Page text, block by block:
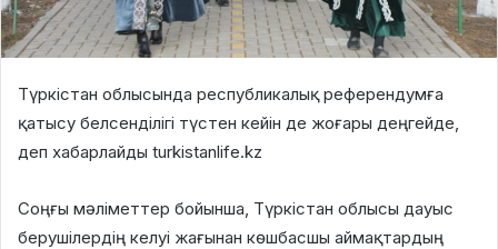
Түркістан облысында республикалық референдумға
қатысу белсенділігі түстен кейін де жоғары деңгейде,
деп хабарлайды turkistanlife.kz
Соңғы мәліметтер бойынша, Түркістан облысы дауыс
берушілердің келуі жағынан көшбасшы аймақтардың